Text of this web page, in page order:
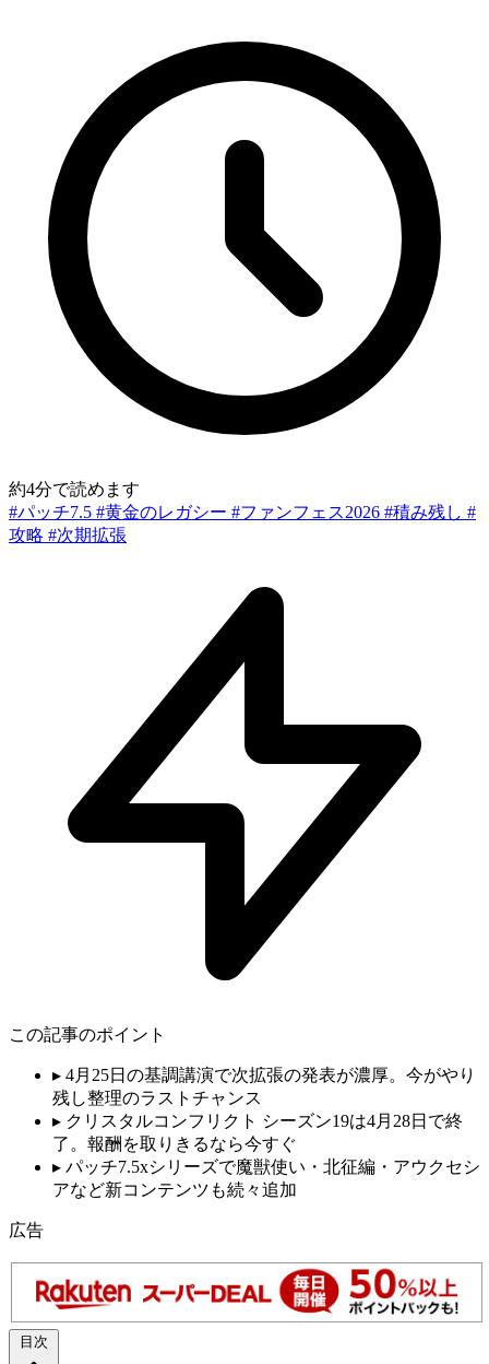
約4分で読めます
#パッチ7.5 #黄金のレガシー #ファンフェス2026 #積み残し #
攻略 #次期拡張
この記事のポイント
▸ 4月25日の基調講演で次拡張の発表が濃厚。今がやり
残し整理のラストチャンス
▸ クリスタルコンフリクト シーズン19は4月28日で終
了。報酬を取りきるなら今すぐ
▸ パッチ7.5xシリーズで魔獣使い・北征編・アウクセシ
アなど新コンテンツも続々追加
広告
目次